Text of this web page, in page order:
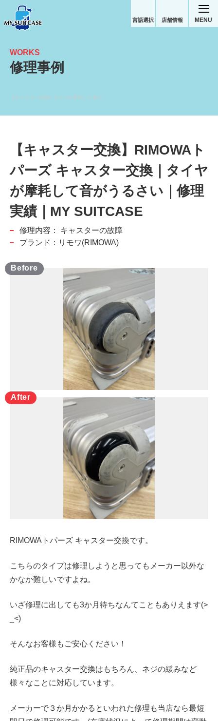
店舗情報
言語選択 MENU
WORKS
修理事例
【キャスター交換】RIMOWAト
パーズ キャスター交換｜タイヤ
が摩耗して音がうるさい｜修理
実績｜MY SUITCASE
修理内容：
キャスターの故障
ブランド：リモワ(RIMOWA)
RIMOWAトパーズ キャスター交換です。
こちらのタイプは修理しようと思ってもメーカー以外な
かなか難しいですよね。
いざ修理に出しても3か月待ちなんてこともありえます(>
_<)
そんなお客様もご安心ください！
純正品のキャスター交換はもちろん、ネジの緩みなど
様々なことに対応しています。
メーカーで３か月かかるといわれた修理も当店なら最短